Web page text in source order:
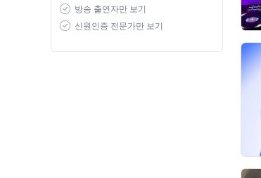
방송 출연자만 보기
신원인증 전문가만 보기